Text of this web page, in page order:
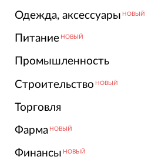
Одежда, аксессуары НОВЫЙ
Питание НОВЫЙ
Промышленность
Строительство НОВЫЙ
Торговля
Фарма НОВЫЙ
Финансы НОВЫЙ